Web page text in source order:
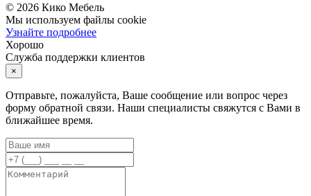
© 2026 Кико Мебель
Мы используем файлы cookie
Узнайте подробнее
Хорошо
Служба поддержки клиентов
×
Отправьте, пожалуйста, Ваше сообщение или вопрос через
форму обратной связи. Наши специалисты свяжутся с Вами в
ближайшее время.